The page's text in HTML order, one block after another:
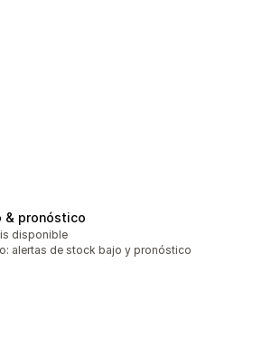
& pronóstico
disponible
alertas de stock bajo y pronóstico